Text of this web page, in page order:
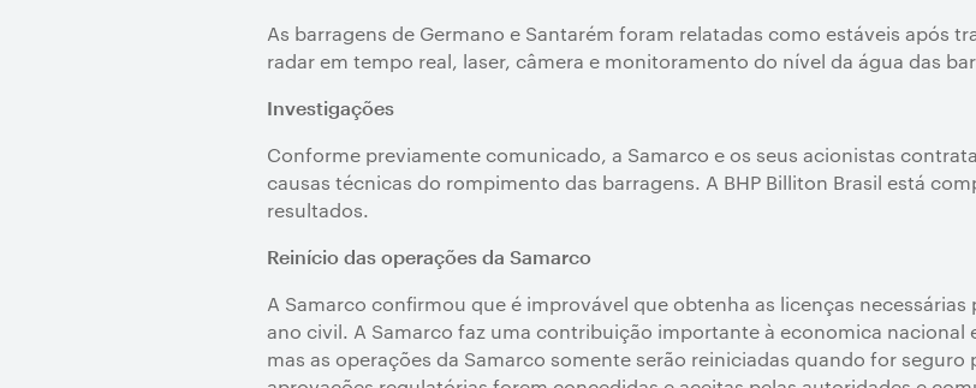
As barragens de Germano e Santarém foram relatadas como estáveis após
radar em tempo real, laser, câmera e monitoramento do nível da água das
Investigações
Conforme previamente comunicado, a Samarco e os seus acionistas
causas técnicas do rompimento das barragens. A BHP Billiton Brasil está
resultados.
Reinício das operações da Samarco
A Samarco confirmou que é improvável que obtenha as licenças
ano civil. A Samarco faz uma contribuição importante à economica nacional
mas as operações da Samarco somente serão reiniciadas quando for seguro